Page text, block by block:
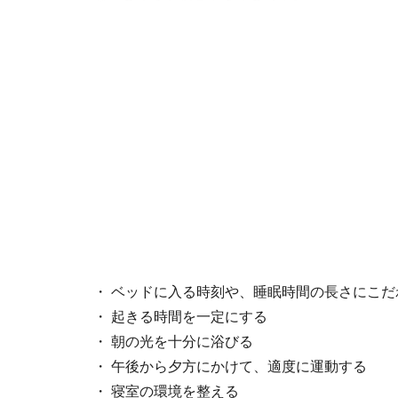
・ ベッドに入る時刻や、睡眠時間の長さにこ
・ 起きる時間を一定にする
・ 朝の光を十分に浴びる
・ 午後から夕方にかけて、適度に運動する
・ 寝室の環境を整える